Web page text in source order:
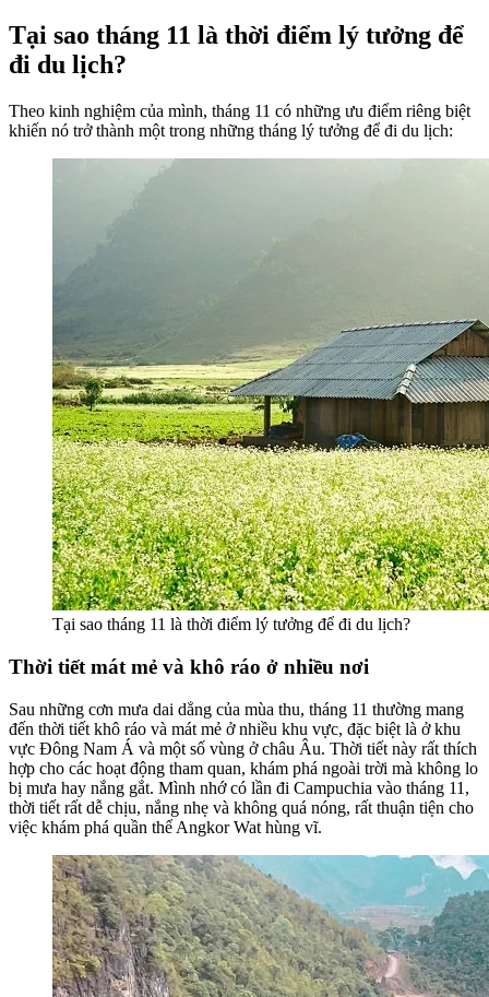
Tại sao tháng 11 là thời điểm lý tưởng để
đi du lịch?
Theo kinh nghiệm của mình, tháng 11 có những ưu điểm riêng biệt
khiến nó trở thành một trong những tháng lý tưởng để đi du lịch:
Tại sao tháng 11 là thời điểm lý tưởng để đi du lịch?
Thời tiết mát mẻ và khô ráo ở nhiều nơi
Sau những cơn mưa dai dẳng của mùa thu, tháng 11 thường mang
đến thời tiết khô ráo và mát mẻ ở nhiều khu vực, đặc biệt là ở khu
vực Đông Nam Á và một số vùng ở châu Âu. Thời tiết này rất thích
hợp cho các hoạt động tham quan, khám phá ngoài trời mà không lo
bị mưa hay nắng gắt. Mình nhớ có lần đi Campuchia vào tháng 11,
thời tiết rất dễ chịu, nắng nhẹ và không quá nóng, rất thuận tiện cho
việc khám phá quần thể Angkor Wat hùng vĩ.